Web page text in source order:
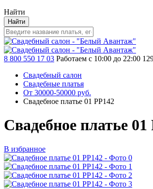
Найти
Найти
8 800 550 17 03 Работаем с 10:00 до 22:00
Свадебный салон
Свадебные платья
От 30000-50000 руб.
Свадебное платье 01 PP142
Свадебное платье 01
В избранное